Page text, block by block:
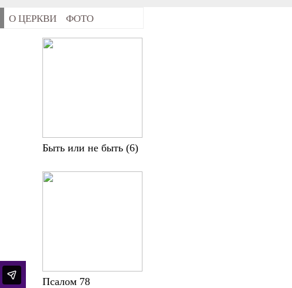
О ЦЕРКВИ ФОТО
Быть или не быть (6)
Псалом 78